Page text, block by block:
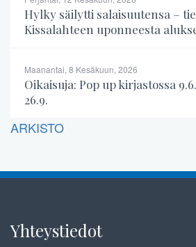
Hylky säilytti salaisuutensa –
Kissalahteen uponneesta
Maanantai, 8 Kesäkuun, 2026
Oikaisuja: Pop up kirjastossa
26.9.
ARKISTO
Yhteystiedot